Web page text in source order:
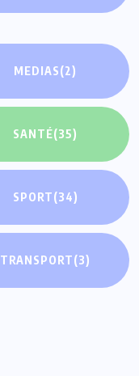
MEDIAS(2)
SANTÉ(35)
SPORT(34)
TRANSPORT(3)